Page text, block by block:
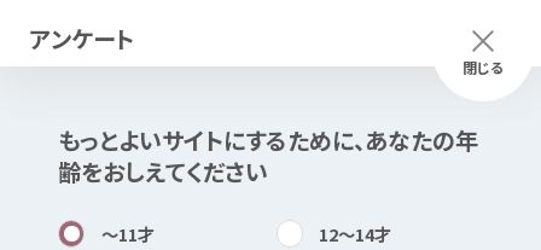
ふりがな つかいかた メニュー
閉じる
アンケート
もっとよいサイトにするために、あなたの年
齢をおしえてください
〜11才 12〜14才
このページは公開情報をもとに
Mexで作成